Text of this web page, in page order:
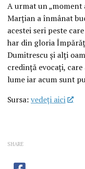
A urmat un
Marțian a înmânat
acestei seri peste
har din gloria
Dumitrescu și alți
credință evocați,
lume iar acum sunt
Sursa: vedeţi aici
SHARE